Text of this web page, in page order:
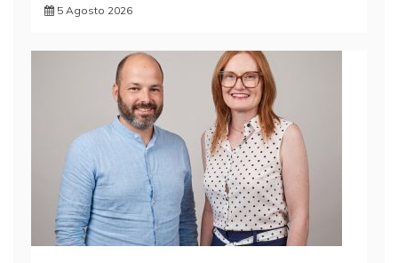
5 Agosto 2026